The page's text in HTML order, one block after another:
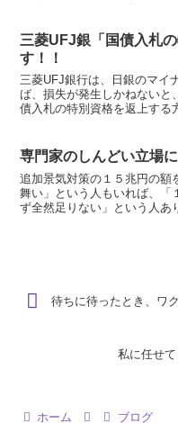
三菱UFJ銀「国債入札
す！！
三菱UFJ銀行は、日銀のマイ
ば、損失が発生しかねないと
債入札の特別資格を返上す
専門家のしんどい立場に
追加景気対策の１５兆円の額
舞い」という人もいれば、「
ず全然足りない」という人あ
待ちに待ったとき、ワ
私に任せ
ホーム ブログ